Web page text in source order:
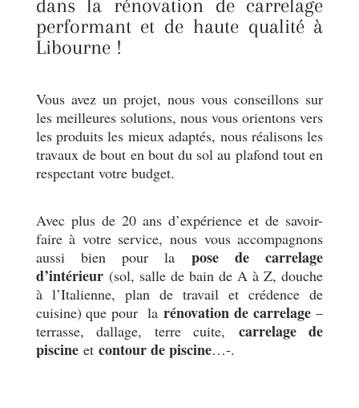
dans la rénovation de carrelage
performant et de haute qualité à
Libourne !
Vous avez un projet, nous vous conseillons sur
les meilleures solutions, nous vous orientons vers
les produits les mieux adaptés, nous réalisons les
travaux de bout en bout du sol au plafond tout en
respectant votre budget.
Avec plus de 20 ans d’expérience et de savoir-
faire à votre service, nous vous accompagnons
aussi bien pour lapose de carrelage
d’intérieur(sol, salle de bain de A à Z, douche
à l’Italienne, plan de travail et crédence de
cuisine) que pour larénovation de carrelage–
terrasse, dallage, terre cuite, carrelage de
piscineet contour de piscine…-.